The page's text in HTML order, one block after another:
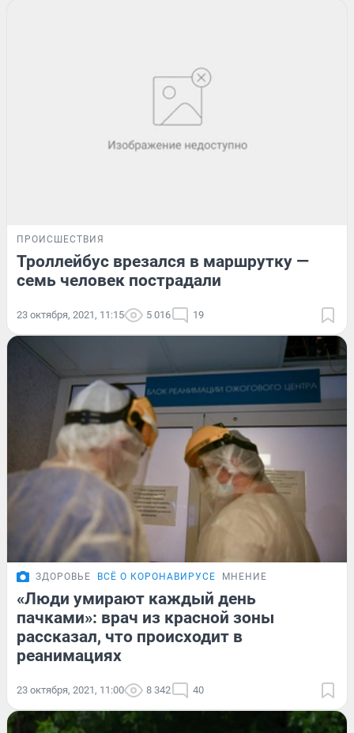
ПРОИСШЕСТВИЯ
Троллейбус врезался в маршрутку —
семь человек пострадали
23 октября, 2021, 11:15 5 016 19
ЗДОРОВЬЕ ВСЁ О КОРОНАВИРУСЕ МНЕНИЕ
«Люди умирают каждый день
пачками»: врач из красной зоны
рассказал, что происходит в
реанимациях
23 октября, 2021, 11:00 8 342 40